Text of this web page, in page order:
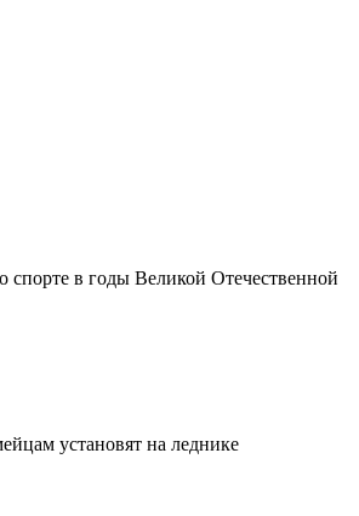
спорте в годы Великой Отечественной
установят на леднике